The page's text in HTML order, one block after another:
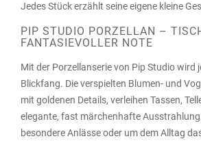
Jedes Stück erzählt seine eigene kleine
PIP STUDIO PORZELLAN –
FANTASIEVOLLER NOTE
Mit der Porzellanserie von Pip Studio wird
Blickfang. Die verspielten Blumen- und
mit goldenen Details, verleihen Tassen,
elegante, fast märchenhafte
besondere Anlässe oder um dem Alltag